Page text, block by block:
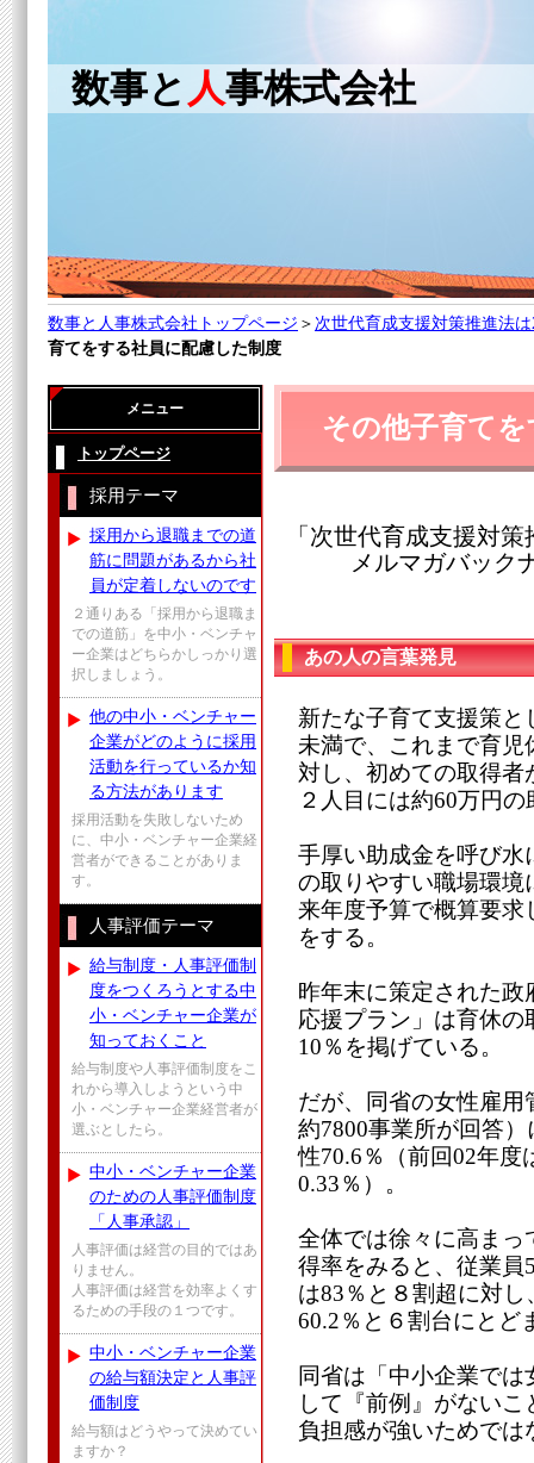
数事と 人事株式会社
数事と人事株式会社トップページ ＞ 次世代育成支援対策推進法
育てをする社員に配慮した制度
その他子育て
「次世代育成支援対
メルマガバック
あの人の言葉発見
新たな子育て支援策と
未満で、これまで育
対し、初めての取得者
２人目には約60万円
手厚い助成金を呼び水
の取りやすい職場環境
来年度予算で概算要求
をする。
昨年末に策定された
応援プラン」は育休
10％を掲げている。
だが、同省の女性雇
約7800事業所が回答
性70.6％（前回02年度
0.33％）。
全体では徐々に高まっ
得率をみると、従業員
は83％と８割超に対
60.2％と６割台にとど
同省は「中小企業で
して『前例』がない
負担感が強いためで
メニュー
トップページ
採用テーマ
採用から退職までの道
筋に問題があるから社
員が定着しないのです
２通りある「採用から退職ま
での道筋」を中小・ベンチャ
ー企業はどちらかしっかり選
択しましょう。
他の中小・ベンチャー
企業がどのように採用
活動を行っているか知
る方法があります
採用活動を失敗しないため
に、中小・ベンチャー企業経
営者ができることがありま
す。
人事評価テーマ
給与制度・人事評価制
度をつくろうとする中
小・ベンチャー企業が
知っておくこと
給与制度や人事評価制度をこ
れから導入しようという中
小・ベンチャー企業経営者が
選ぶとしたら。
中小・ベンチャー企業
のための人事評価制度
「人事承認」
人事評価は経営の目的ではあ
りません。
人事評価は経営を効率よくす
るための手段の１つです。
中小・ベンチャー企業
の給与額決定と人事評
価制度
給与額はどうやって決めてい
ますか？